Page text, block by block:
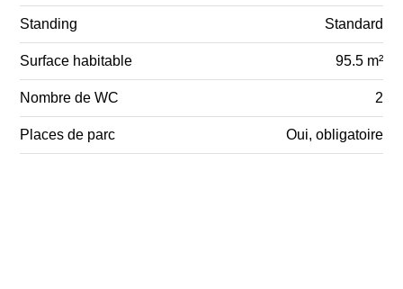
Standing Standard
Surface habitable 95.5 m²
Nombre de WC 2
Places de parc Oui, obligatoire